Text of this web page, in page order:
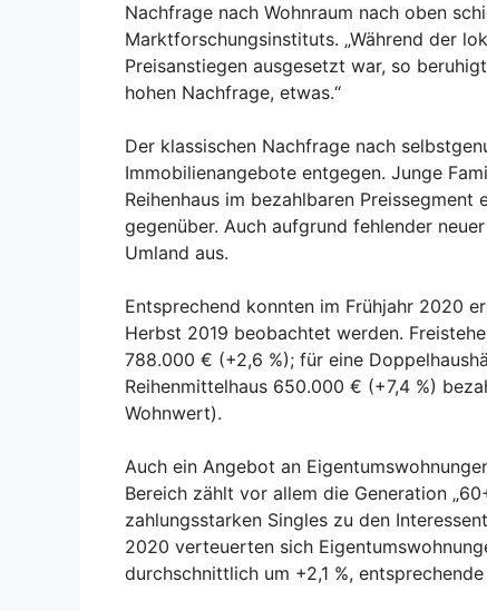
Nachfrage nach Wohnraum nach oben
Marktforschungsinstituts. „Während der
Preisanstiegen ausgesetzt war, so
hohen Nachfrage, etwas.“
Der klassischen Nachfrage nach
Immobilienangebote entgegen. Junge
Reihenhaus im bezahlbaren
gegenüber. Auch aufgrund fehlender
Umland aus.
Entsprechend konnten im Frühjahr 2020
Herbst 2019 beobachtet werden.
788.000 € (+2,6 %); für eine
Reihenmittelhaus 650.000 € (+7,4 %)
Wohnwert).
Auch ein Angebot an
Bereich zählt vor allem die Generation
zahlungsstarken Singles zu den
2020 verteuerten sich
durchschnittlich um +2,1 %,